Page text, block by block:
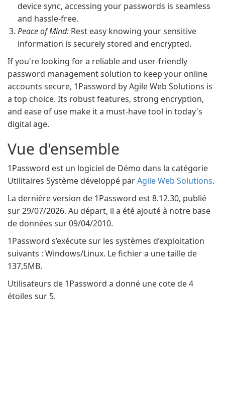
device sync, accessing your passwords is seamless
and hassle-free.
Peace of Mind: Rest easy knowing your sensitive
information is securely stored and encrypted.
If you're looking for a reliable and user-friendly
password management solution to keep your online
accounts secure, 1Password by Agile Web Solutions is
a top choice. Its robust features, strong encryption,
and ease of use make it a must-have tool in today's
digital age.
Vue d'ensemble
1Password est un logiciel de Démo dans la catégorie
Utilitaires Système développé parAgile Web Solutions.
La dernière version de 1Password est 8.12.30, publié
sur 29/07/2026. Au départ, il a été ajouté à notre base
de données sur 09/04/2010.
1Password s’exécute sur les systèmes d’exploitation
suivants : Windows/Linux. Le fichier a une taille de
137,5MB.
Utilisateurs de 1Password a donné une cote de 4
étoiles sur 5.